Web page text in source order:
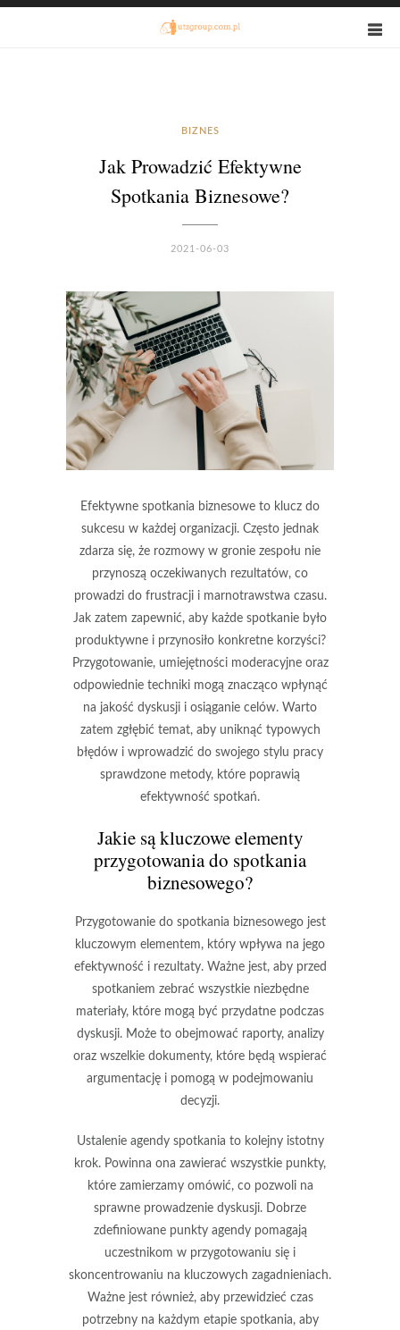
BIZNES
Jak Prowadzić Efektywne
Spotkania Biznesowe?
2021-06-03
Efektywne spotkania biznesowe to klucz do
sukcesu w każdej organizacji. Często jednak
zdarza się, że rozmowy w gronie zespołu nie
przynoszą oczekiwanych rezultatów, co
prowadzi do frustracji i marnotrawstwa czasu.
Jak zatem zapewnić, aby każde spotkanie było
produktywne i przynosiło konkretne korzyści?
Przygotowanie, umiejętności moderacyjne oraz
odpowiednie techniki mogą znacząco wpłynąć
na jakość dyskusji i osiąganie celów. Warto
zatem zgłębić temat, aby uniknąć typowych
błędów i wprowadzić do swojego stylu pracy
sprawdzone metody, które poprawią
efektywność spotkań.
Jakie są kluczowe elementy
przygotowania do spotkania
biznesowego?
Przygotowanie do spotkania biznesowego jest
kluczowym elementem, który wpływa na jego
efektywność i rezultaty. Ważne jest, aby przed
spotkaniem zebrać wszystkie niezbędne
materiały, które mogą być przydatne podczas
dyskusji. Może to obejmować raporty, analizy
oraz wszelkie dokumenty, które będą wspierać
argumentację i pomogą w podejmowaniu
decyzji.
Ustalenie agendy spotkania to kolejny istotny
krok. Powinna ona zawierać wszystkie punkty,
które zamierzamy omówić, co pozwoli na
sprawne prowadzenie dyskusji. Dobrze
zdefiniowane punkty agendy pomagają
uczestnikom w przygotowaniu się i
skoncentrowaniu na kluczowych zagadnieniach.
Ważne jest również, aby przewidzieć czas
potrzebny na każdym etapie spotkania, aby